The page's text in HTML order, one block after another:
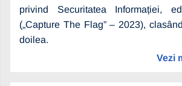
privind Securitatea Informației,
(„Capture The Flag” – 2023),
doilea.
Vezi